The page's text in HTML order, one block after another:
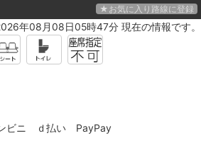
★お気に入り路線に登録
年08月08日05時47分 現在の情報です。
ビニ ｄ払い PayPay